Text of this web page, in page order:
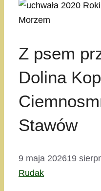
Z psem
Dolina
Stawów
9 maja 202619
Rudak